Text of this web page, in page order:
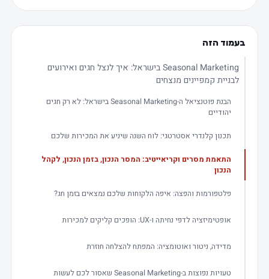
בעמוד הזה
Seasonal Marketing בישראל: איך לנצל חגים ואירועים
לבניית קמפיינים מנצחים
הבנת פוטנציאל ה-Seasonal Marketing בישראל: לא רק חגים
יהודיים
תכנון קלנדרי אסטרטגי: לוח השנה שיניע את המכירות שלכם
התאמת מסרים וקריאייטיב: המסר הנכון, בזמן הנכון, לקהל
הנכון
פלטפורמות והפצה: איפה הלקוחות שלכם נמצאים בזמן חג?
אופטימיזציה לדפי נחיתה ו-UX: הופכים קליקים למכירות
מדידה, ניטור ואוטומציה: המפתח להצלחה חוזרת
טעויות נפוצות ב-Seasonal Marketing שאסור לכם לעשות